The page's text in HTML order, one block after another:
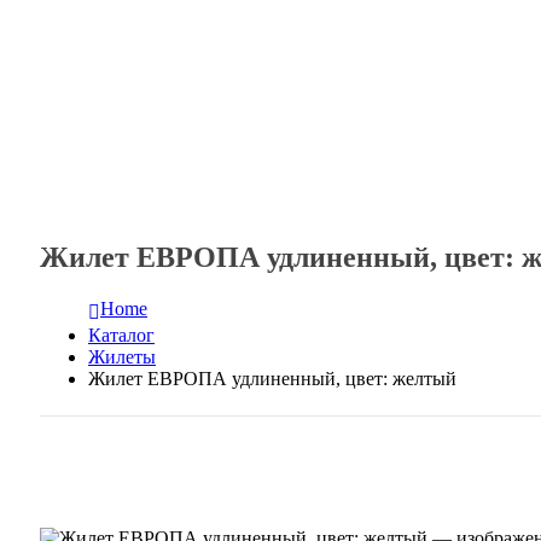
Жилет ЕВРОПА удлиненный, цвет:
Home
Каталог
Жилеты
Жилет ЕВРОПА удлиненный, цвет: желтый